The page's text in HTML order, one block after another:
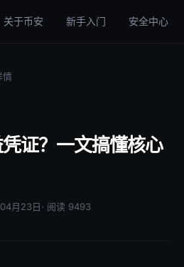
关于币安 新手入门 安全中心
情
证？一文搞懂核心
月23日· 阅读 9493